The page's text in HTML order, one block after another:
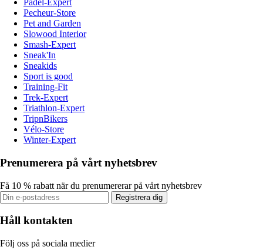
Padel-Expert
Pecheur-Store
Pet and Garden
Slowood Interior
Smash-Expert
Sneak'In
Sneakids
Sport is good
Training-Fit
Trek-Expert
Triathlon-Expert
TripnBikers
Vélo-Store
Winter-Expert
Prenumerera på vårt nyhetsbrev
Få 10 % rabatt när du prenumererar på vårt nyhetsbrev
Registrera dig
Håll kontakten
Följ oss på sociala medier